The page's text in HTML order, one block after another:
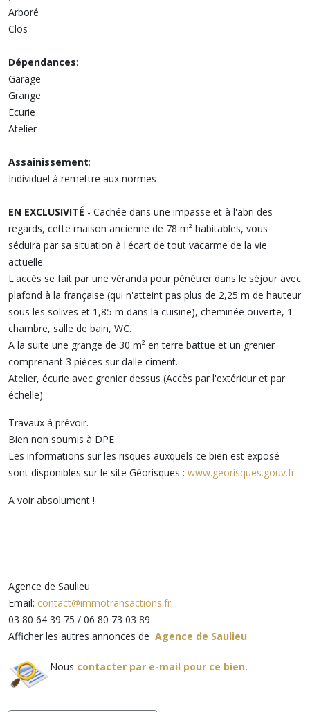
Arboré
Clos
Dépendances:
Garage
Grange
Ecurie
Atelier
Assainissement:
Individuel à remettre aux normes
EN EXCLUSIVITÉ - Cachée dans une impasse et à l'abri des
regards, cette maison ancienne de 78 m² habitables, vous
séduira par sa situation à l'écart de tout vacarme de la vie
actuelle.
L'accès se fait par une véranda pour pénétrer dans le séjour avec
plafond à la française (qui n'atteint pas plus de 2,25 m de hauteur
sous les solives et 1,85 m dans la cuisine), cheminée ouverte, 1
chambre, salle de bain, WC.
A la suite une grange de 30 m² en terre battue et un grenier
comprenant 3 pièces sur dalle ciment.
Atelier, écurie avec grenier dessus (Accès par l'extérieur et par
échelle)
Travaux à prévoir.
Bien non soumis à DPE
Les informations sur les risques auxquels ce bien est exposé
sont disponibles sur le site Géorisques : www.georisques.gouv.fr
A voir absolument !
Agence de Saulieu
Email: contact@immotransactions.fr
03 80 64 39 75 / 06 80 73 03 89
Afficher les autres annonces de Agence de Saulieu
Nous contacter par e-mail pour ce bien.